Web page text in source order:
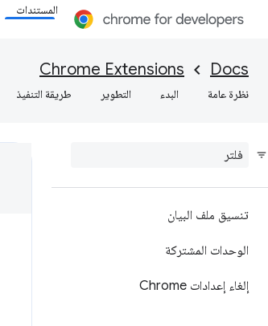
المستندات
Docs
Chrome Extensions
نظرة عامة البدء التطوير طريقة التنفيذ
تنسيق ملف البيان
الوحدات المشتركة
إلغاء إعدادات Chrome